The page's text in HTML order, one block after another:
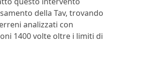
della Tav, trovando
analizzati con
1400 volte oltre i limiti di